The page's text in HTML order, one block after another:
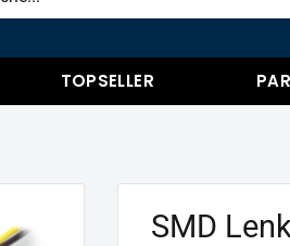
TOPSELLER
SMD